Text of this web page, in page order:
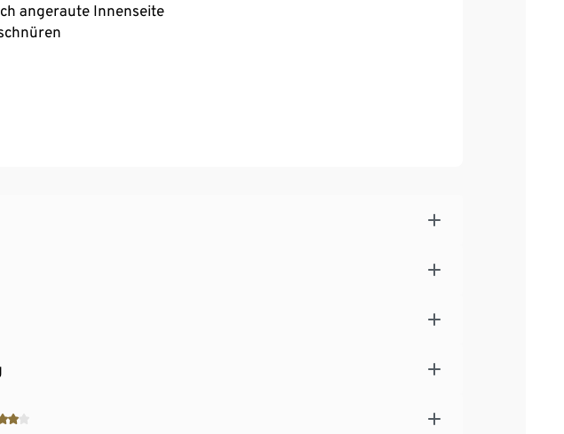
angeraute Innenseite
perfekter Sitz, hoher Tragekomfort